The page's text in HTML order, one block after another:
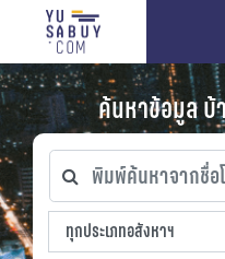
ค้นหาข้อมูล บ้
พิมพ์ค้นหาจากชื่อโคร
ทุกประเภทอสังหาฯ
ทุกประเภทอสังหาฯ
ทุกทำเลที่ตั้ง